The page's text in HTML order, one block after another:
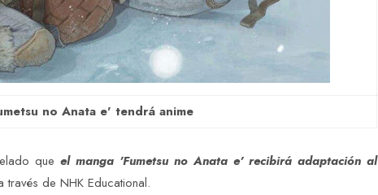
no Anata e' tendrá anime
que el manga 'Fumetsu no Anata e' recibirá adaptación al
través de NHK Educational.